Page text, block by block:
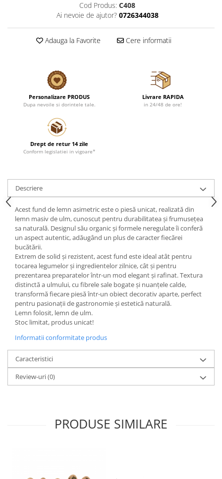
Cod Produs: C408
Ai nevoie de ajutor? 0726344038
Adauga la Favorite Cere informatii
Personalizare PRODUS
Dupa nevoile si dorintele tale.
Livrare RAPIDA
in 24/48 de ore!
Drept de retur 14 zile
Conform legislatiei in vigoare*
Descriere
Acest fund de lemn asimetric este o piesă unicat, realizată din
lemn masiv de ulm, cunoscut pentru durabilitatea și frumusețea
sa naturală. Designul său organic și formele neregulate îi conferă
un aspect autentic, adăugând un plus de caracter fiecărei
bucătării.
Extrem de solid și rezistent, acest fund este ideal atât pentru
tocarea legumelor și ingredientelor zilnice, cât și pentru
prezentarea preparatelor într-un mod elegant și rafinat. Textura
distinctă a ulmului, cu fibrele sale bogate și nuanțele calde,
transformă fiecare piesă într-un obiect decorativ aparte, perfect
pentru pasionații de gastronomie și estetică naturală.
Lemn folosit, lemn de ulm.
Stoc limitat, produs unicat!
Informatii conformitate produs
Caracteristici
Review-uri(0)
PRODUSE SIMILARE